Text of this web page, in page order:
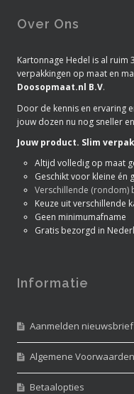
Over Ons
Kartonnage Hedel is al ruim
verpakkingen op maat en
Doosopmaat.nl B.V.
Door de kennis en ervaring
jouw dozen nu nog sneller
Jouw product. Slim
Altijd volledig op maat
Geschikt voor kleine én
Verschillende (rondom)
Keuze uit verschillende
Geen minimumafname
Gratis bezorgd in
Informatie
Aanmelden nieuwsbrief
Algemene Voorwaarden
Betaalopties